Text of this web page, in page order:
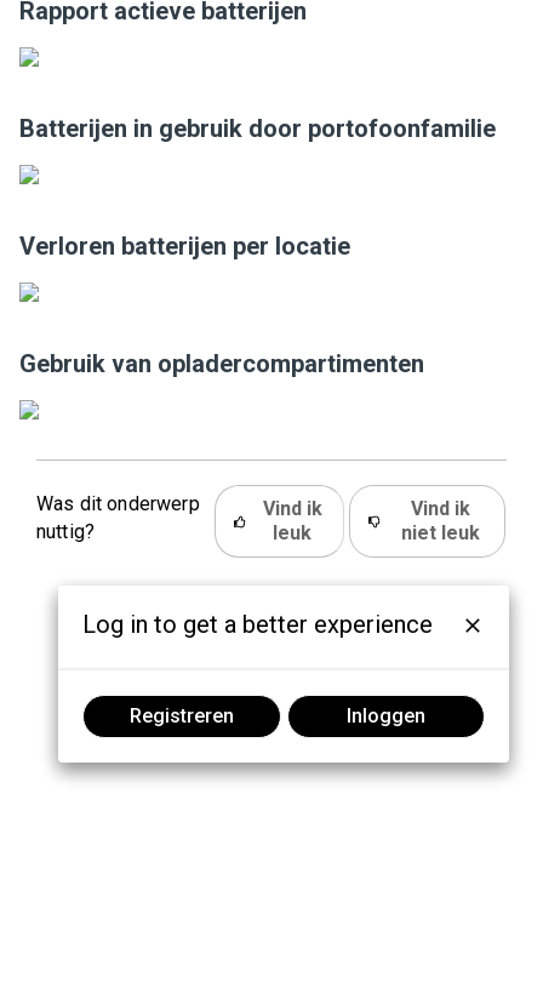
Rapport actieve batterijen
Batterijen in gebruik door portofoonfamilie
Verloren batterijen per locatie
Gebruik van opladercompartimenten
Was dit onderwerp
nuttig?
Vind ik
leuk
Vind ik
niet leuk
Log in to get a better experience
Registreren Inloggen